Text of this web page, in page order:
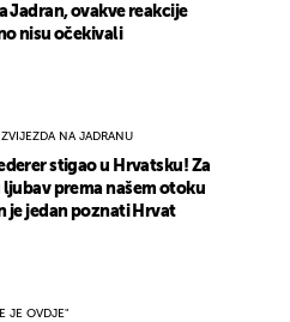
Jadran, ovakve reakcije
nisu očekivali
ZVIJEZDA NA JADRANU
stigao u Hrvatsku! Za
prema našem otoku
je jedan poznati Hrvat
JE OVDJE"